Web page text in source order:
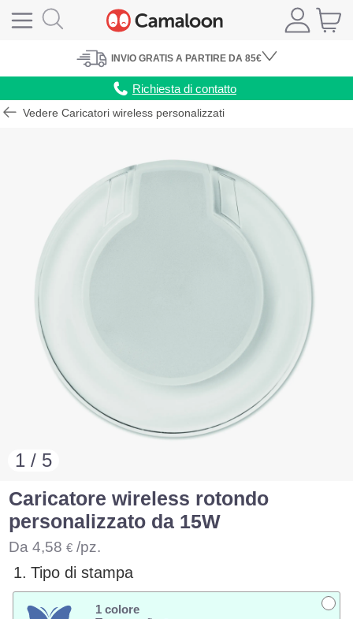
INVIO GRATIS A PARTIRE DA 85€
Richiesta di contatto
Vedere Caricatori wireless personalizzati
1 / 5
Caricatore wireless rotondo
personalizzato da 15W
Da4,58 € /pz.
1. Tipo di stampa
1 colore